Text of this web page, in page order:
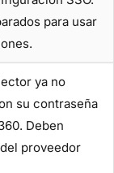
para usar
ya no
su contraseña
Deben
proveedor